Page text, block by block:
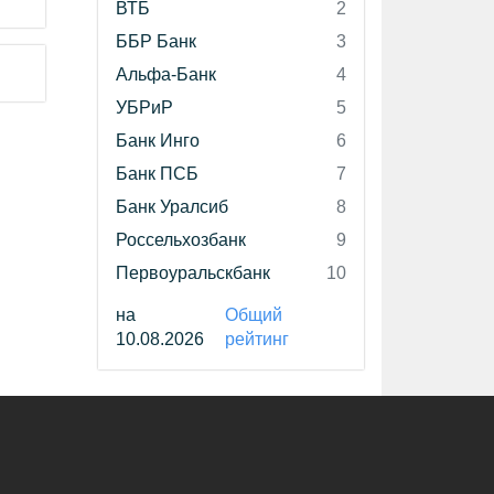
ВТБ
2
ББР Банк
3
Альфа-Банк
4
УБРиР
5
Банк Инго
6
Банк ПСБ
7
Банк Уралсиб
8
Россельхозбанк
9
Первоуральскбанк
10
на
10.08.2026
Общий
рейтинг